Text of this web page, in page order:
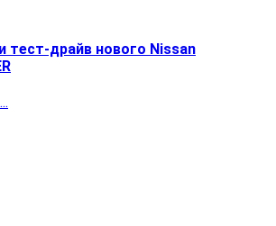
тест-драйв нового Nissan